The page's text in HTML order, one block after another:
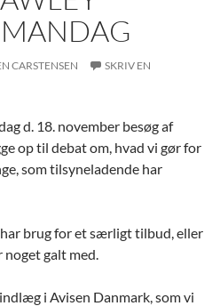
CARSTENSEN
SKRIV EN
d. 18. november besøg af
op til debat om, hvad vi gør for
som tilsyneladende har
brug for et særligt tilbud, eller
galt med.
i Avisen Danmark, som vi